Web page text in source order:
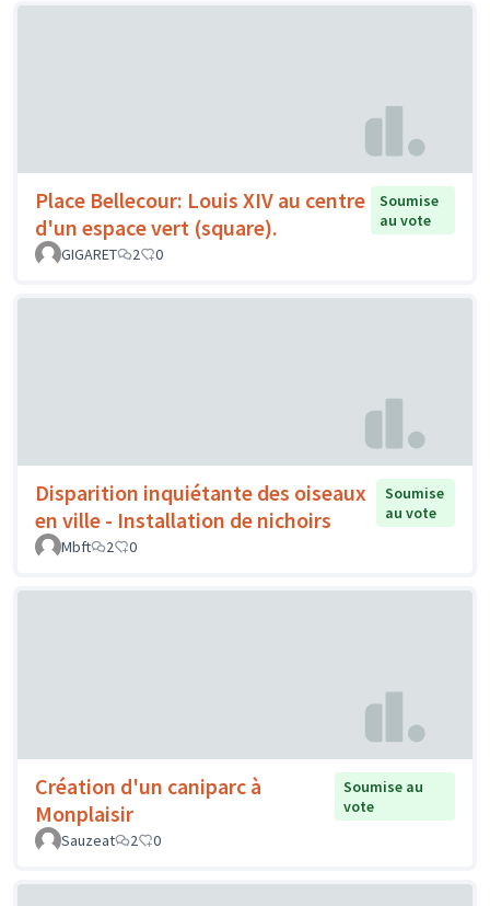
Place Bellecour: Louis XIV au centre
d'un espace vert (square).
Soumise
au vote
GIGARET
2 0
Disparition inquiétante des oiseaux
en ville - Installation de nichoirs
Soumise
au vote
Mbft
2 0
Création d'un caniparc à
Monplaisir
Soumise au
vote
Sauzeat
2 0